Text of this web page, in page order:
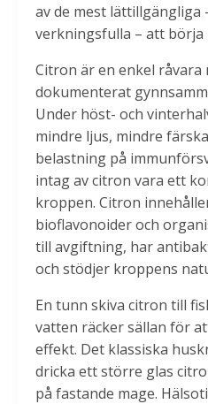
av de mest lättillgängliga
verkningsfulla – att börja
Citron är en enkel råvara
dokumenterat
Under höst- och
mindre ljus, mindre
belastning på
intag av citron vara ett
kroppen. Citron
bioflavonoider och
till avgiftning, har
och stödjer kroppens
En tunn skiva citron till
vatten räcker sällan för
effekt. Det klassiska
dricka ett större glas
på fastande mage.